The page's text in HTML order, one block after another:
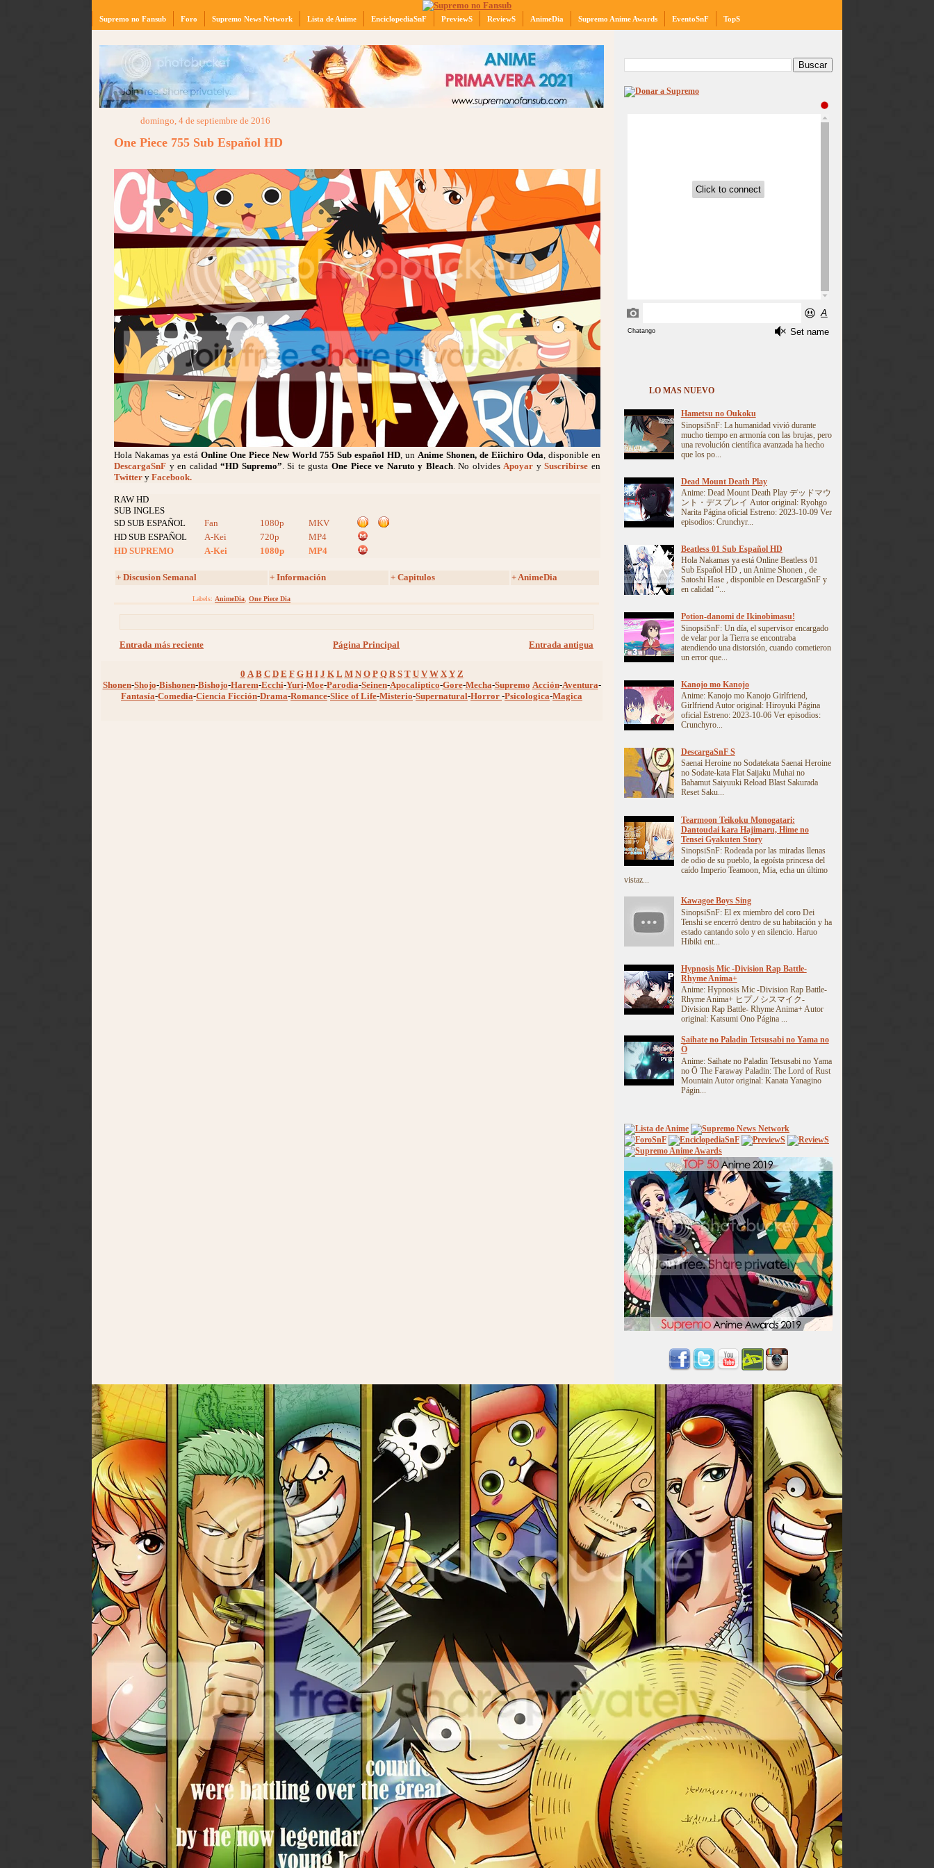
Supremo no Fansub Foro Supremo News Network Lista de Anime EnciclopediaSnF PreviewS ReviewS AnimeDia Supremo Anime Awards EventoSnF TopS
domingo, 4 de septiembre de 2016
One Piece 755 Sub Español HD
Hola Nakamas ya está Online One Piece New World 755 Sub español HD , un Anime Shonen, de Eiichiro Oda , disponible en
DescargaSnF y en calidad“HD Supremo” . Si te gusta One Piece ve Naruto y Bleach. No olvides Apoyar ySuscribirse en
Twitter y Facebook.
RAW HD
SUB INGLES
SD SUB ESPAÑOL
Fan 1080p
MKV
HD SUB ESPAÑOL
A-Kei 720p
MP4
HD SUPREMO
A-Kei 1080p MP4
+ Discusion Semanal + Información + Capitulos + AnimeDia
Labels: AnimeDia One Piece Dia
Entrada más reciente Entrada antigua
Página Principal
0 A B C D E F G H I J K L M N O P Q R S T U V W X Y Z
Shonen-Shojo-Bishonen-Bishojo-Harem-Ecchi-Yuri-Moe-Parodia-Seinen-Apocalíptico-Gore-Mecha-Supremo Acción-Aventura-
Fantasía-Comedia-Ciencia Ficción-Drama-Romance-Slice of Life-Misterio-Supernatural-Horror -Psicologica-Magica
LO MAS NUEVO
Hametsu no Oukoku
SinopsiSnF: La humanidad vivió durante
mucho tiempo en armonía con las brujas, pero
una revolución científica avanzada ha hecho
que los po...
Dead Mount Death Play
Anime: Dead Mount Death Play デッドマウ
ント・デスプレイ Autor original: Ryohgo
Narita Página oficial Estreno: 2023-10-09 Ver
episodios: Crunchyr...
Beatless 01 Sub Español HD
Hola Nakamas ya está Online Beatless 01
Sub Español HD , un Anime Shonen , de
Satoshi Hase , disponible en DescargaSnF y
en calidad “...
Potion-danomi de Ikinobimasu!
SinopsiSnF: Un día, el supervisor encargado
de velar por la Tierra se encontraba
atendiendo una distorsión, cuando cometieron
un error que...
Kanojo mo Kanojo
Anime: Kanojo mo Kanojo Girlfriend,
Girlfriend Autor original: Hiroyuki Página
oficial Estreno: 2023-10-06 Ver episodios:
Crunchyro...
DescargaSnF S
Saenai Heroine no Sodatekata Saenai Heroine
no Sodate-kata Flat Saijaku Muhai no
Bahamut Saiyuuki Reload Blast Sakurada
Reset Saku...
Tearmoon Teikoku Monogatari:
Dantoudai kara Hajimaru, Hime no
Tensei Gyakuten Story
SinopsiSnF: Rodeada por las miradas llenas
de odio de su pueblo, la egoísta princesa del
caído Imperio Teamoon, Mia, echa un último
vistaz...
Kawagoe Boys Sing
SinopsiSnF: El ex miembro del coro Dei
Tenshi se encerró dentro de su habitación y ha
estado cantando solo y en silencio. Haruo
Hibiki ent...
Hypnosis Mic -Division Rap Battle-
Rhyme Anima+
Anime: Hypnosis Mic -Division Rap Battle-
Rhyme Anima+ ヒプノシスマイク-
Division Rap Battle- Rhyme Anima+ Autor
original: Katsumi Ono Página ...
Saihate no Paladin Tetsusabi no Yama no
Ō
Anime: Saihate no Paladin Tetsusabi no Yama
no Ō The Faraway Paladin: The Lord of Rust
Mountain Autor original: Kanata Yanagino
Págin...